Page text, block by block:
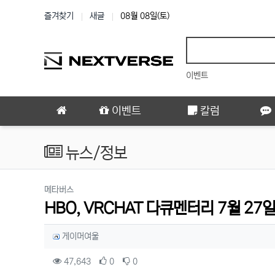
상단 네비즐겨찾기 새글 08월 08일(토)
이벤트
이벤트 칼럼
뉴스/정보
메타버스
HBO, VRCHAT 다큐멘터리 7월 27
작성자 정보
게이머여울작성
컨텐츠 정보
47,643조회 0추천 0비추천